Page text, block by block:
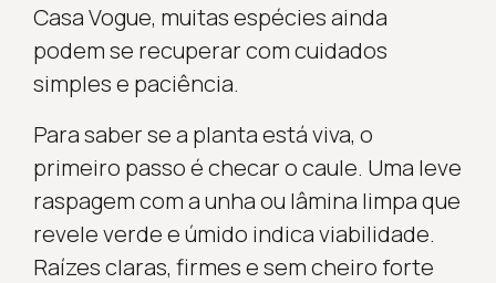
Casa Vogue, muitas espécies ainda
podem se recuperar com cuidados
simples e paciência.
Para saber se a planta está viva, o
primeiro passo é checar o caule. Uma leve
raspagem com a unha ou lâmina limpa que
revele verde e úmido indica viabilidade.
Raízes claras, firmes e sem cheiro forte